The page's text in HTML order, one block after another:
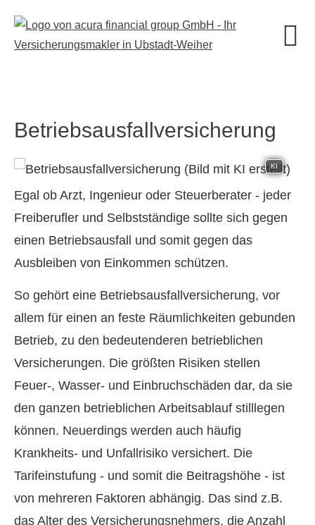
Betriebsausfallversicherung
KI
Egal ob Arzt, Ingenieur oder Steuerberater - jeder
Freiberufler und Selbstständige sollte sich gegen
einen Betriebsausfall und somit gegen das
Ausbleiben von Einkommen schützen.
So gehört eine Betriebsausfallversicherung, vor
allem für einen an feste Räumlichkeiten gebunden
Betrieb, zu den bedeutenderen betrieblichen
Versicherungen. Die größten Risiken stellen
Feuer-, Wasser- und Einbruchschäden dar, da sie
den ganzen betrieblichen Arbeitsablauf stilllegen
können. Neuerdings werden auch häufig
Krankheits- und Unfallrisiko versichert. Die
Tarifeinstufung - und somit die Beitragshöhe - ist
von mehreren Faktoren abhängig. Das sind z.B.
das Alter des Versicherungsnehmers, die Anzahl